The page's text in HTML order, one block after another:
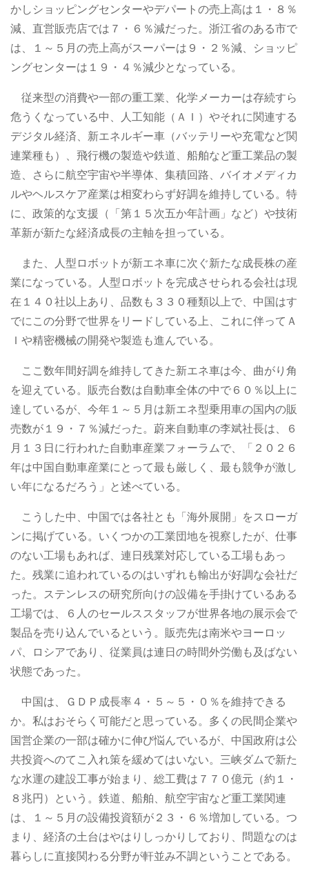
かしショッピングセンターやデパートの売上高は１・８％
減、直営販売店では７・６％減だった。浙江省のある市で
は、１～５月の売上高がスーパーは９・２％減、ショッピ
ングセンターは１９・４％減少となっている。
従来型の消費や一部の重工業、化学メーカーは存続すら
危うくなっている中、人工知能（ＡＩ）やそれに関連する
デジタル経済、新エネルギー車（バッテリーや充電など関
連業種も）、飛行機の製造や鉄道、船舶など重工業品の製
造、さらに航空宇宙や半導体、集積回路、バイオメディカ
ルやヘルスケア産業は相変わらず好調を維持している。特
に、政策的な支援（「第１５次五か年計画」など）や技術
革新が新たな経済成長の主軸を担っている。
また、人型ロボットが新エネ車に次ぐ新たな成長株の産
業になっている。人型ロボットを完成させられる会社は現
在１４０社以上あり、品数も３３０種類以上で、中国はす
でにこの分野で世界をリードしている上、これに伴ってＡ
Ｉや精密機械の開発や製造も進んでいる。
ここ数年間好調を維持してきた新エネ車は今、曲がり角
を迎えている。販売台数は自動車全体の中で６０％以上に
達しているが、今年１～５月は新エネ型乗用車の国内の販
売数が１９・７％減だった。蔚来自動車の李斌社長は、６
月１３日に行われた自動車産業フォーラムで、「２０２６
年は中国自動車産業にとって最も厳しく、最も競争が激し
い年になるだろう」と述べている。
こうした中、中国では各社とも「海外展開」をスローガ
ンに掲げている。いくつかの工業団地を視察したが、仕事
のない工場もあれば、連日残業対応している工場もあっ
た。残業に追われているのはいずれも輸出が好調な会社だ
った。ステンレスの研究所向けの設備を手掛けているある
工場では、６人のセールススタッフが世界各地の展示会で
製品を売り込んでいるという。販売先は南米やヨーロッ
パ、ロシアであり、従業員は連日の時間外労働も及ばない
状態であった。
中国は、ＧＤＰ成長率４・５～５・０％を維持できる
か。私はおそらく可能だと思っている。多くの民間企業や
国営企業の一部は確かに伸び悩んでいるが、中国政府は公
共投資へのてこ入れ策を緩めてはいない。三峡ダムで新た
な水運の建設工事が始まり、総工費は７７０億元（約１・
８兆円）という。鉄道、船舶、航空宇宙など重工業関連
は、１～５月の設備投資額が２３・６％増加している。つ
まり、経済の土台はやはりしっかりしており、問題なのは
暮らしに直接関わる分野が軒並み不調ということである。